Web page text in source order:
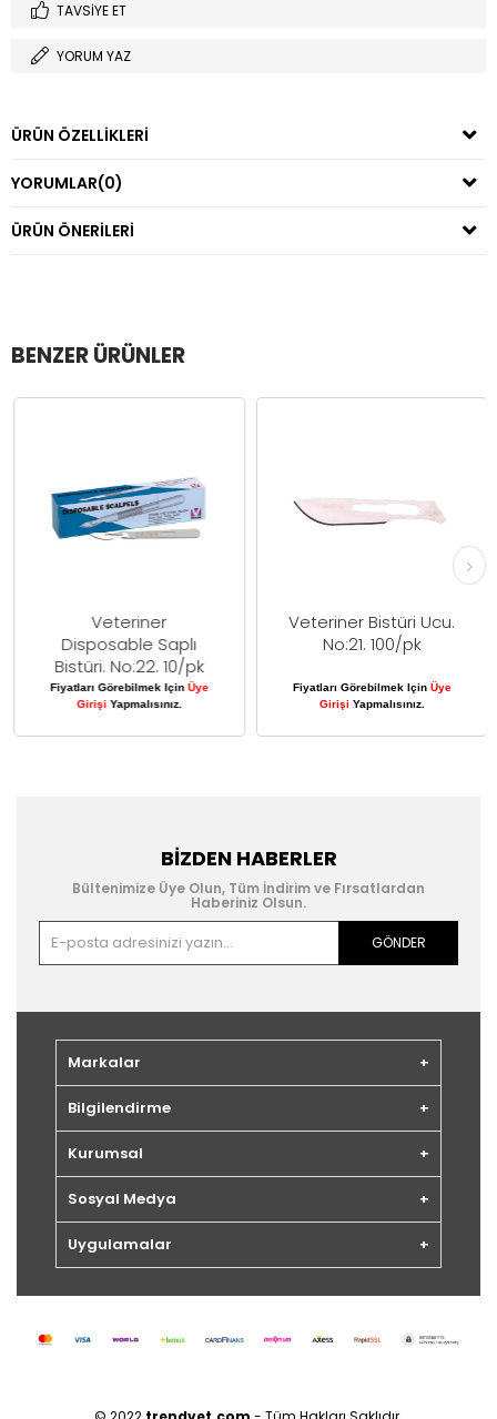
TAVSIYE ET
YORUM YAZ
ÜRÜN ÖZELLIKLERI
YORUMLAR(0)
ÜRÜN ÖNERILERI
BENZER ÜRÜNLER
Veteriner
Disposable Saplı
Bistüri. No:22. 10/pk
Fiyatları Görebilmek IçinÜye
GirişiYapmalısınız.
Veteriner Bistüri Ucu.
No:21. 100/pk
Fiyatları Görebilmek Için Üye
GirişiYapmalısınız.
BIZDEN HABERLER
Bültenimize Üye Olun, Tüm İndirim ve Fırsatlardan
Haberiniz Olsun.
GÖNDER
Markalar
Bilgilendirme
Kurumsal
Sosyal Medya
Uygulamalar